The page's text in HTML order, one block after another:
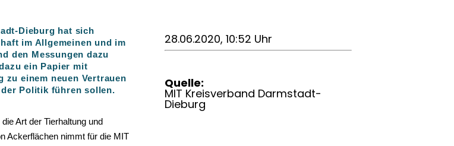
Dieburg hat sich
im Allgemeinen und im
den Messungen dazu
ein Papier mit
zu einem neuen Vertrauen
Politik führen sollen.
Art der Tierhaltung und
Ackerflächen nimmt für die MIT
28.06.2020, 10:52 Uhr
Quelle:
MIT Kreisverband Darmstadt-
Dieburg